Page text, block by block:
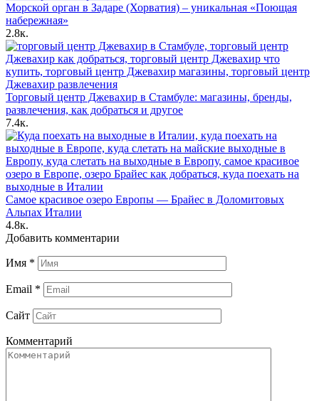
Морской орган в Задаре (Хорватия) – уникальная «Поющая
набережная»
2.8к.
Торговый центр Джевахир в Стамбуле: магазины, бренды,
развлечения, как добраться и другое
7.4к.
Самое красивое озеро Европы — Брайес в Доломитовых
Альпах Италии
4.8к.
Добавить комментарии
Имя *
Email *
Сайт
Комментарий